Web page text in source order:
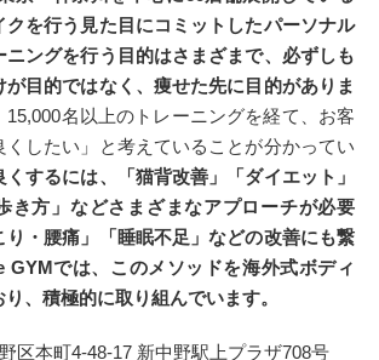
クを行う見た目にコミットしたパーソナル
ニングを行う目的はさまざまで、必ずしも
が目的ではなく、痩せた先に目的がありま
15,000名以上のトレーニングを経て、お客
くしたい」と考えていることが分かってい
くするには、「猫背改善」「ダイエット」
き方」などさまざまなアプローチが必要
り・腰痛」「睡眠不足」などの改善にも繋
GYMでは、このメソッドを海外式ボディ
、積極的に取り組んでいます。
区本町4-48-17 新中野駅上プラザ708号